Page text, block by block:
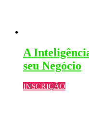
A
seu Negócio
INSCRIÇÃO